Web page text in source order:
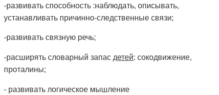
-развивать способность :наблюдать, описывать,
устанавливать причинно-следственные связи;
-развивать связную речь;
-расширять словарный запас детей: сокодвижение,
проталины;
- развивать логическое мышление